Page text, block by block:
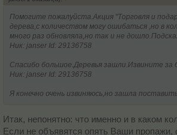
Помогите пожалуйста.Акция "Торговля и
дерева,с количеством могу ошибаться ,но в
много раз обновляла,но так и не
Ник: janser Id: 29136758
Спасибо большое.Деревья зашли.Извините за
Ник: janser Id: 29136758
Я конечно очень извиняюсь,но зашла
Итак, непонятно: что именно и в каком
Если не объявятся опять Ваши